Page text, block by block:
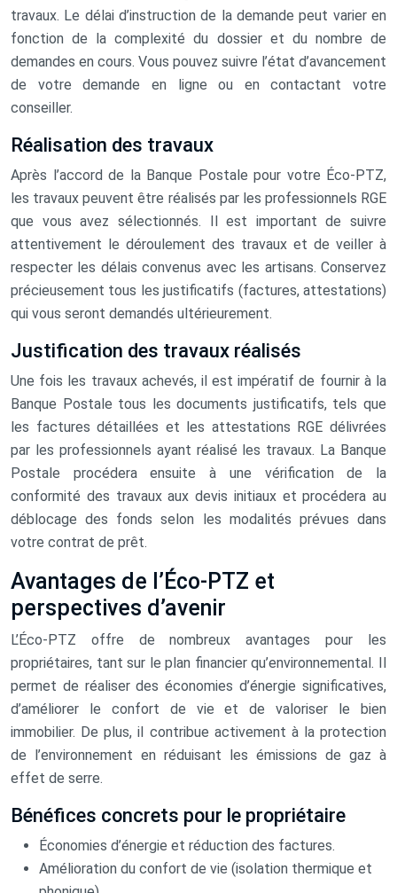
travaux. Le délai d’instruction de la demande peut varier en
fonction de la complexité du dossier et du nombre de
demandes en cours. Vous pouvez suivre l’état d’avancement
de votre demande en ligne ou en contactant votre
conseiller.
Réalisation des travaux
Après l’accord de la Banque Postale pour votre Éco-PTZ,
les travaux peuvent être réalisés par les professionnels RGE
que vous avez sélectionnés. Il est important de suivre
attentivement le déroulement des travaux et de veiller à
respecter les délais convenus avec les artisans. Conservez
précieusement tous les justificatifs (factures, attestations)
qui vous seront demandés ultérieurement.
Justification des travaux réalisés
Une fois les travaux achevés, il est impératif de fournir à la
Banque Postale tous les documents justificatifs, tels que
les factures détaillées et les attestations RGE délivrées
par les professionnels ayant réalisé les travaux. La Banque
Postale procédera ensuite à une vérification de la
conformité des travaux aux devis initiaux et procédera au
déblocage des fonds selon les modalités prévues dans
votre contrat de prêt.
Avantages de l’Éco-PTZ et
perspectives d’avenir
L’Éco-PTZ offre de nombreux avantages pour les
propriétaires, tant sur le plan financier qu’environnemental. Il
permet de réaliser des économies d’énergie significatives,
d’améliorer le confort de vie et de valoriser le bien
immobilier. De plus, il contribue activement à la protection
de l’environnement en réduisant les émissions de gaz à
effet de serre.
Bénéfices concrets pour le propriétaire
Économies d’énergie et réduction des factures.
Amélioration du confort de vie (isolation thermique et